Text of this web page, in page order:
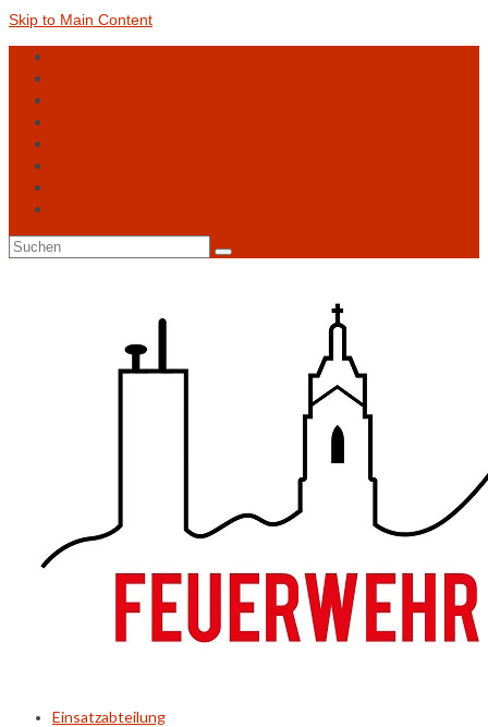
Skip to Main Content
Suchen
Einsatzabteilung